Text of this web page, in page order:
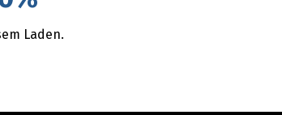
Laden.